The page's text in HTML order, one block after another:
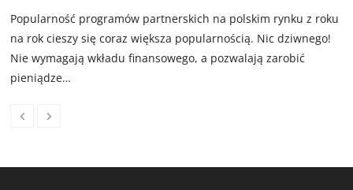
Popularność programów partnerskich na polskim rynku z roku
na rok cieszy się coraz większa popularnością. Nic dziwnego!
Nie wymagają wkładu finansowego, a pozwalają zarobić
pieniądze…